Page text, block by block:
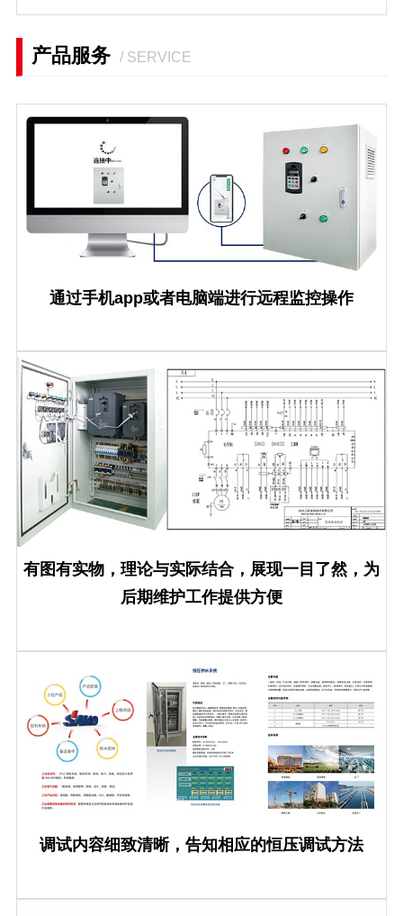
产品服务 / SERVICE
通过手机app或者电脑端进行远程监控操作
有图有实物，理论与实际结合，展现一目了然，为
后期维护工作提供方便
调试内容细致清晰，告知相应的恒压调试方法